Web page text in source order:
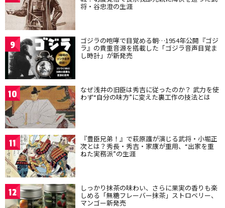
将・谷忠澄の生涯
9 ゴジラの咆哮で目覚める朝…1954年公開『ゴジ
ラ』の貴重音源を搭載した「ゴジラ音声目覚ま
し時計」が新発売
10 なぜ浅井の旧臣は秀吉に従ったのか？ 武力を使
わず“自分の味方”に変えた裏工作の技法とは
11 『豊臣兄弟！』で萩原護が演じる武将・小堀正
次とは？秀長・秀吉・家康が重用、“出家を重
ねた実務派”の生涯
12 しっかり抹茶の味わい、さらに果実の香りも楽
しめる「無糖フレーバー抹茶」ストロベリー、
マンゴー新発売